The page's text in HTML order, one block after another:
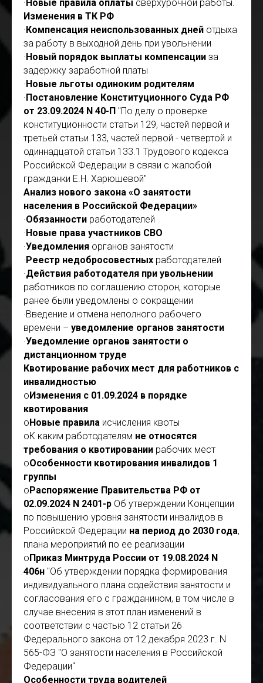
· Новые правила оплаты сверхурочной работы.
Изменения в ТК РФ
·Компенсация неиспользованных дней отдыха
за работу в выходной день при увольнении
·Новый порядок выплаты компенсации за
задержку заработной платы
·Новые льготы одиноким родителям
·Постановление Конституционного Суда РФ
от 23.09.2024 N 40-П "По делу о проверке
конституционности статьи 129, частей первой и
третьей статьи 133, частей первой - четвертой и
одиннадцатой статьи 133.1 Трудового кодекса
Российской Федерации в связи с жалобой
гражданки Е.Н. Харюшевой"
Анализ нового закона «О занятости
населения в Российской Федерации»
·Обязанности работодателей
·Новые права участников СВО
·Уведомления органов занятости
·Реестр недобросовестных работодателей
·Действия работодателя при увольнении
работников по соглашению сторон, которые
ранее были уведомлены о сокращении
·Введение и отмена неполного рабочего
времени – уведомление органов занятости
·Уведомление органов занятости о
дистанционном труде
Квотирование рабочих мест для работников с
инвалидностью
oИзменения с 01.09.2024 в порядке
квотирования
oНовые правила исчисления квоты
oК каким работодателям не относятся
требования о квотировании рабочих мест
oОсобенности квотирования инвалидов 1
группы
oРаспоряжение Правительства РФ от
02.09.2024 N 2401-р Об утверждении Концепции
по повышению уровня занятости инвалидов в
Российской Федерации на период до 2030 года,
плана мероприятий по ее реализации
oПриказ Минтруда России от 19.08.2024 N
406н "Об утверждении порядка формирования
индивидуального плана содействия занятости и
согласования его с гражданином, в том числе в
случае внесения в этот план изменений в
соответствии с частью 12 статьи 26
Федерального закона от 12 декабря 2023 г. N
565-ФЗ "О занятости населения в Российской
Федерации"
Особенности труда водителей